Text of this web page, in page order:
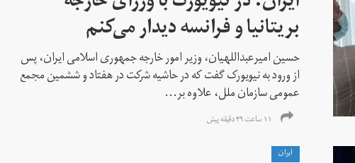
بریتانیا و فرانسه دیدار می‌کنم
حسین امیرعبداللهیان، وزیر امور خارجه جمهوری اسلامی ایران، پس
از ورود به نیویورک گفت که در حاشیه شرکت در هفتاد و ششمین مجمع
عمومی سازمان ملل، علاوه بر...
۱۱ ساعت ۴۹ دقیقه پیش
ايران